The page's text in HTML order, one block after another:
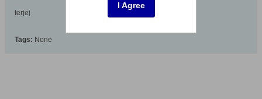
terjej
Tags: None
I Agree